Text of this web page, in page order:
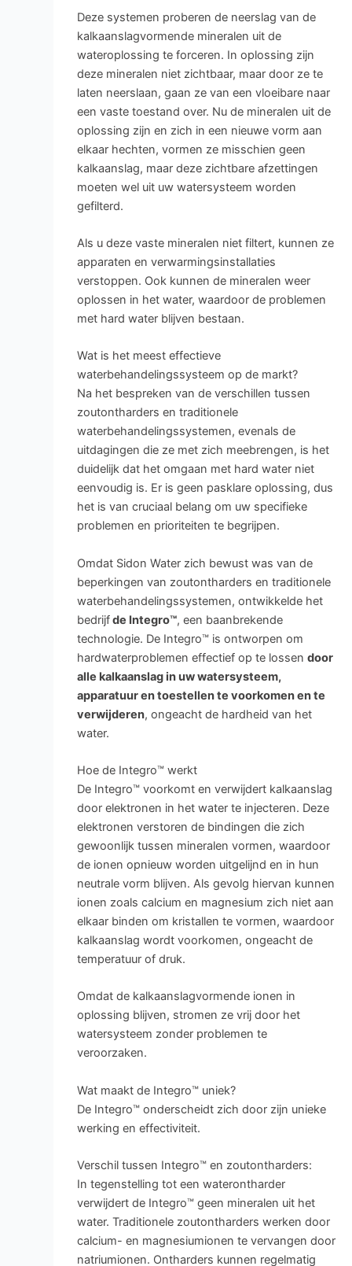
Deze systemen proberen de neerslag van de
kalkaanslagvormende mineralen uit de
wateroplossing te forceren. In oplossing zijn
deze mineralen niet zichtbaar, maar door ze te
laten neerslaan, gaan ze van een vloeibare naar
een vaste toestand over. Nu de mineralen uit de
oplossing zijn en zich in een nieuwe vorm aan
elkaar hechten, vormen ze misschien geen
kalkaanslag, maar deze zichtbare afzettingen
moeten wel uit uw watersysteem worden
gefilterd.
Als u deze vaste mineralen niet filtert, kunnen ze
apparaten en verwarmingsinstallaties
verstoppen. Ook kunnen de mineralen weer
oplossen in het water, waardoor de problemen
met hard water blijven bestaan.
Wat is het meest effectieve
waterbehandelingssysteem op de markt?
Na het bespreken van de verschillen tussen
zoutontharders en traditionele
waterbehandelingssystemen, evenals de
uitdagingen die ze met zich meebrengen, is het
duidelijk dat het omgaan met hard water niet
eenvoudig is. Er is geen pasklare oplossing, dus
het is van cruciaal belang om uw specifieke
problemen en prioriteiten te begrijpen.
Omdat Sidon Water zich bewust was van de
beperkingen van zoutontharders en traditionele
waterbehandelingssystemen, ontwikkelde het
bedrijfde Integro™, een baanbrekende
technologie. De Integro™ is ontworpen om
hardwaterproblemen effectief op te lossen door
alle kalkaanslag in uw watersysteem,
apparatuur en toestellen te voorkomen en te
verwijderen, ongeacht de hardheid van het
water.
Hoe de Integro™ werkt
De Integro™ voorkomt en verwijdert kalkaanslag
door elektronen in het water te injecteren. Deze
elektronen verstoren de bindingen die zich
gewoonlijk tussen mineralen vormen, waardoor
de ionen opnieuw worden uitgelijnd en in hun
neutrale vorm blijven. Als gevolg hiervan kunnen
ionen zoals calcium en magnesium zich niet aan
elkaar binden om kristallen te vormen, waardoor
kalkaanslag wordt voorkomen, ongeacht de
temperatuur of druk.
Omdat de kalkaanslagvormende ionen in
oplossing blijven, stromen ze vrij door het
watersysteem zonder problemen te
veroorzaken.
Wat maakt de Integro™ uniek?
De Integro™ onderscheidt zich door zijn unieke
werking en effectiviteit.
Verschil tussen Integro™ en zoutontharders:
In tegenstelling tot een waterontharder
verwijdert de Integro™ geen mineralen uit het
water. Traditionele zoutontharders werken door
calcium- en magnesiumionen te vervangen door
natriumionen. Ontharders kunnen regelmatig